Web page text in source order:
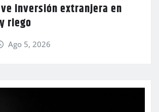
inversión extranjera en
riego
Ago 5, 2026